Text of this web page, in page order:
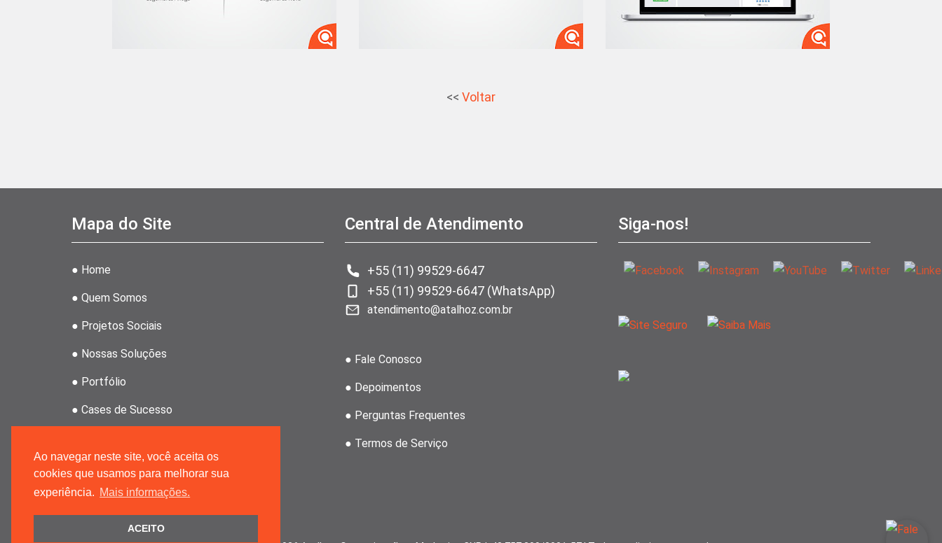
Ao navegar neste site, você aceita os
cookies que usamos para melhorar sua
experiência. Mais informações.
ACEITO
<< Voltar
Mapa do Site
● Home
● Quem Somos
● Projetos Sociais
● Nossas Soluções
● Portfólio
● Cases de Sucesso
● Revenda Atahoz
● Grupo MRPMK
Central de Atendimento
+55 (11) 99529-6647
+55 (11) 99529-6647 (WhatsApp)
atendimento@atalhoz.com.br
● Fale Conosco
● Depoimentos
● Perguntas Frequentes
● Termos de Serviço
Siga-nos!